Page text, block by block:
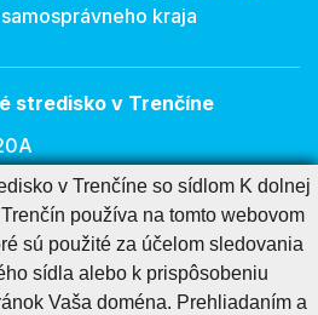
kraja
stredisko v Trenčíne
viac informáciíVyhlásenie o prístupnosti
v Trenčíne so sídlom K dolnej
používa na tomto webovom
sú použité za účelom sledovania
sídla alebo k prispôsobeniu
Vaša doména. Prehliadaním a